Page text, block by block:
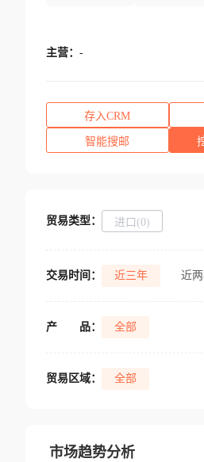
主营： -
存入CRM
智能搜邮
贸易类型： 进口(0)
交易时间： 近三年 近
产 品： 全部
贸易区域： 全部
市场趋势分析